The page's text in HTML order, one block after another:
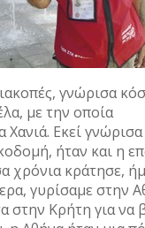
γνώρισα
µε την οποία
Εκεί γνώρισα
ήταν και η
χρόνια κράτησε,
γυρίσαµε στην
στην Κρήτη για να